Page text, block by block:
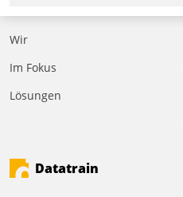
Wir
Im Fokus
Lösungen
Datatrain